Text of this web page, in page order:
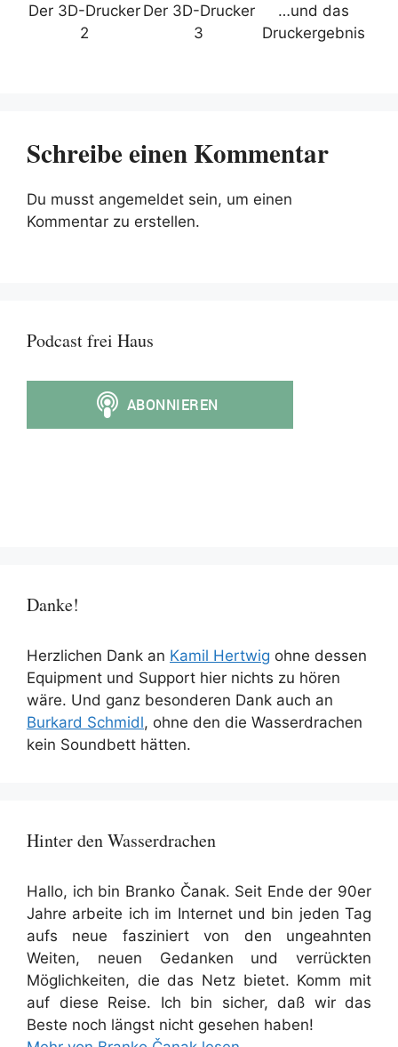
Der 3D-Drucker
2
Der 3D-Drucker
3
…und das
Druckergebnis
Schreibe einen Kommentar
Du musst angemeldet sein, um einen
Kommentar zu erstellen.
Podcast frei Haus
Danke!
Herzlichen Dank an Kamil Hertwig ohne dessen
Equipment und Support hier nichts zu hören
wäre. Und ganz besonderen Dank auch an
Burkard Schmidl, ohne den die Wasserdrachen
kein Soundbett hätten.
Hinter den Wasserdrachen
Hallo, ich bin Branko Čanak. Seit Ende der 90er
Jahre arbeite ich im Internet und bin jeden Tag
aufs neue fasziniert von den ungeahnten
Weiten, neuen Gedanken und verrückten
Möglichkeiten, die das Netz bietet. Komm mit
auf diese Reise. Ich bin sicher, daß wir das
Beste noch längst nicht gesehen haben!